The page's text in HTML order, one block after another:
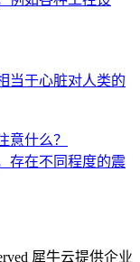
当于心脏对人类的
意什么？
存在不同程度的震
犀牛云提供企业